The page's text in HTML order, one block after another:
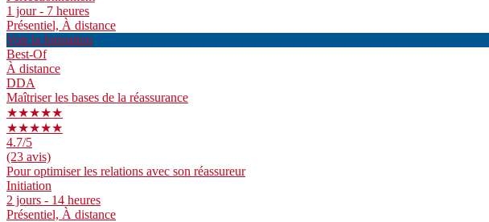
1 jour - 7 heures
Présentiel, À distance
Voir la formation
Best-Of
À distance
DDA
Maîtriser les bases de la réassurance
★★★★★
★★★★★
4.7/5
(23 avis)
Pour optimiser les relations avec son réassureur
Initiation
2 jours - 14 heures
Présentiel, À distance